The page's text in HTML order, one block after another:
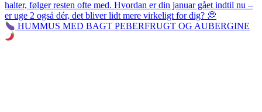
HUMMUS MED BAGT PEBERFRUGT OG AUBERGINE